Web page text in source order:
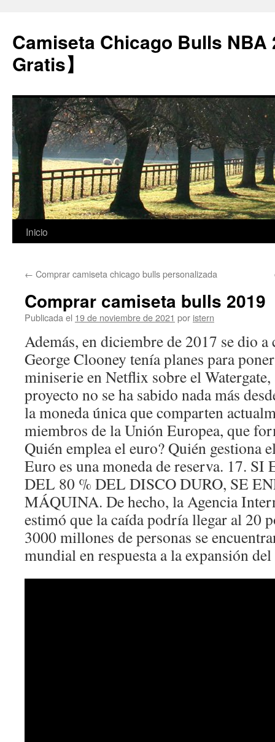
Camiseta Chicago Bulls NBA
Gratis】
Saltar
contenido
Inicio
← Comprar camiseta chicago bulls personalizada
Comprar camiseta bulls 2019
Publicada el 19 de noviembre de 2021 por istern
Además, en diciembre de 2017 se dio
George Clooney tenía planes para
miniserie en Netflix sobre el Watergate,
proyecto no se ha sabido nada más
la moneda única que comparten
miembros de la Unión Europea, que
Quién emplea el euro? Quién gestiona
Euro es una moneda de reserva. 17.
DEL 80 % DEL DISCO DURO, SE
MÁQUINA. De hecho, la Agencia
estimó que la caída podría llegar al 20
3000 millones de personas se
mundial en respuesta a la expansión